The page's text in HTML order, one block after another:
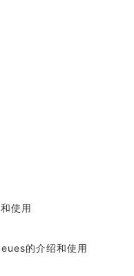
使用
的介绍和使用